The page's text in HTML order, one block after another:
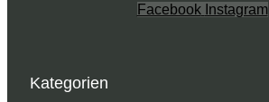
Facebook Instagram
Kategorien